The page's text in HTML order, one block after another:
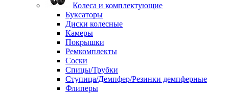
Колеса и комплектующие
Буксаторы
Диски колесные
Камеры
Покрышки
Ремкомплекты
Соски
Спицы/Трубки
Ступица/Демпфер/Резинки демпферные
Флиперы